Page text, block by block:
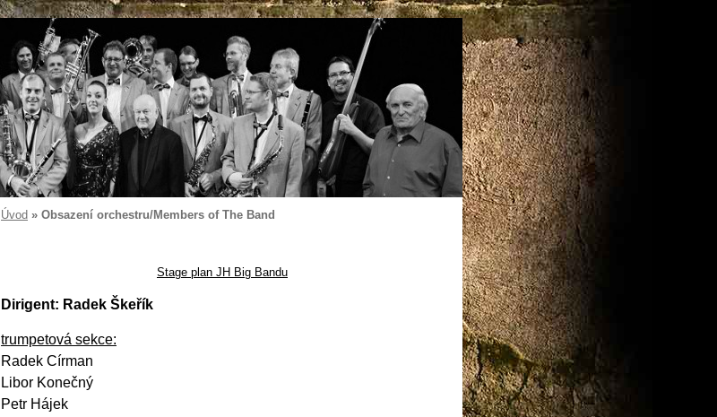
Úvod » Obsazení orchestru/Members of The Band
Stage plan JH Big Bandu
Dirigent: Radek Škeřík
trumpetová sekce:
Radek Círman
Libor Konečný
Petr Hájek